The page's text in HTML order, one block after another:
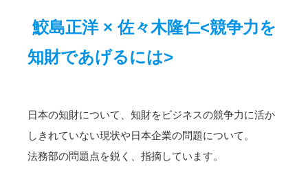
鮫島正洋 × 佐々木隆仁<競争力を
知財であげるには>
日本の知財について、知財をビジネスの競争力に活か
しきれていない現状や日本企業の問題について。
法務部の問題点を鋭く、指摘しています。